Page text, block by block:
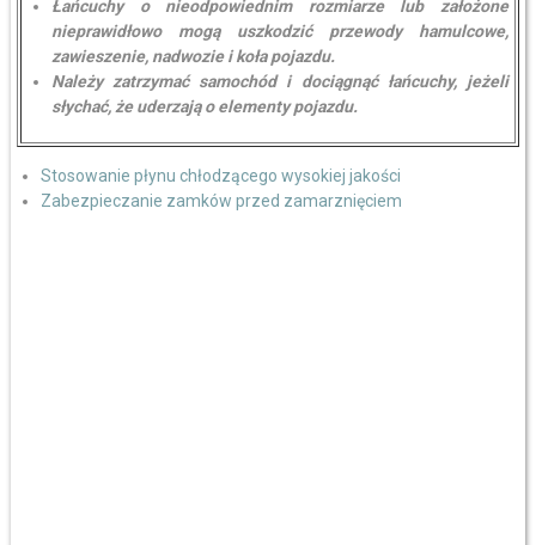
Łańcuchy o nieodpowiednim rozmiarze lub założone
nieprawidłowo mogą uszkodzić przewody hamulcowe,
zawieszenie, nadwozie i koła pojazdu.
Należy zatrzymać samochód i dociągnąć łańcuchy, jeżeli
słychać, że uderzają o elementy pojazdu.
Stosowanie płynu chłodzącego wysokiej jakości
Zabezpieczanie zamków przed zamarznięciem